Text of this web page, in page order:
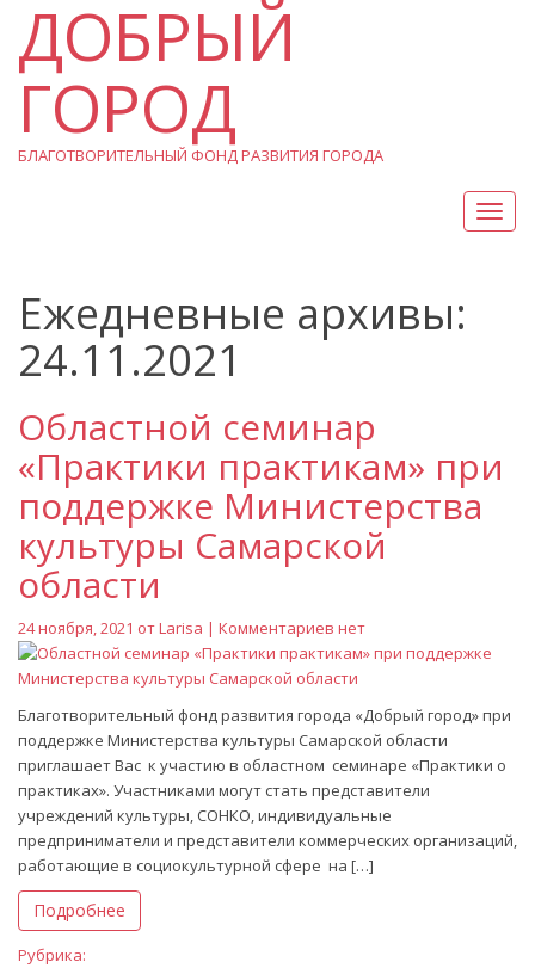
ДОБРЫЙ
ГОРОД
БЛАГОТВОРИТЕЛЬНЫЙ ФОНД РАЗВИТИЯ ГОРОДА
Вкл/
Выкл
Ежедневные архивы:
24.11.2021
Областной семинар
«Практики практикам» при
поддержке Министерства
культуры Самарской
области
24 ноября, 2021 отLarisa | Комментариев нет
Благотворительный фонд развития города «Добрый город» при
поддержке Министерства культуры Самарской области
приглашает Вас к участию в областном семинаре «Практики о
практиках». Участниками могут стать представители
учреждений культуры, СОНКО, индивидуальные
предприниматели и представители коммерческих организаций,
работающие в социокультурной сфере на […]
Подробнее
Рубрика: